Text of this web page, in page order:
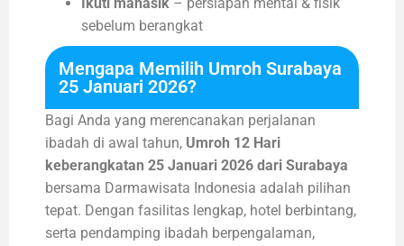
sebelum berangkat
Mengapa Memilih Umroh Surabaya
25 Januari 2026?
Bagi Anda yang merencanakan perjalanan
ibadah di awal tahun, Umroh 12 Hari
keberangkatan 25 Januari 2026 dari Surabaya
bersama Darmawisata Indonesia adalah pilihan
tepat. Dengan fasilitas lengkap, hotel berbintang,
serta pendamping ibadah berpengalaman,